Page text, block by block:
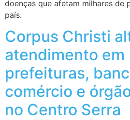
doenças que afetam milhares de
país.
Corpus Christi
atendimento em
prefeituras,
comércio e
no Centro Serra